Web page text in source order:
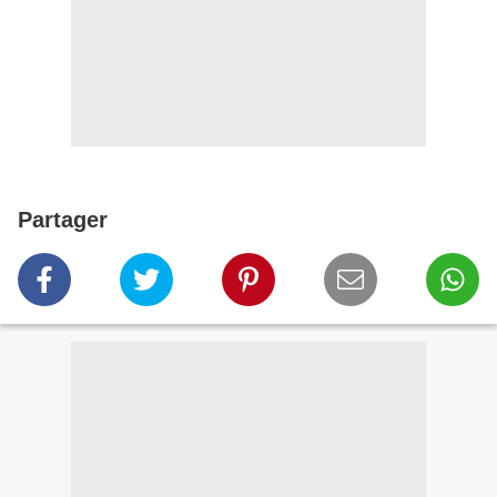
Partager